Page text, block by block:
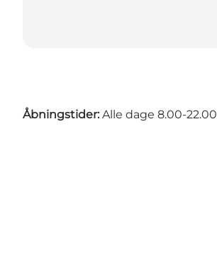
Åbningstider: Alle dage 8.00-22.00